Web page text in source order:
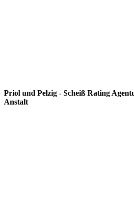
Priol und Pelzig - Scheiß Rating
Anstalt